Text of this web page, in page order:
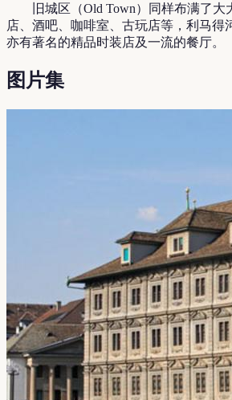
旧城区（Old Town）同样布满了大
店、酒吧、咖啡室、古玩店等，利马得
亦有著名的精品时装店及一流的餐厅。
图片集